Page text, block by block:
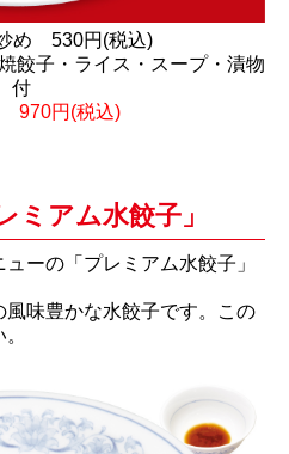
め 530円(税込)
餃子・ライス・スープ・漬物
付
970円(税込)
ミアム水餃子」
ーの「プレミアム水餃子」
風味豊かな水餃子です。この